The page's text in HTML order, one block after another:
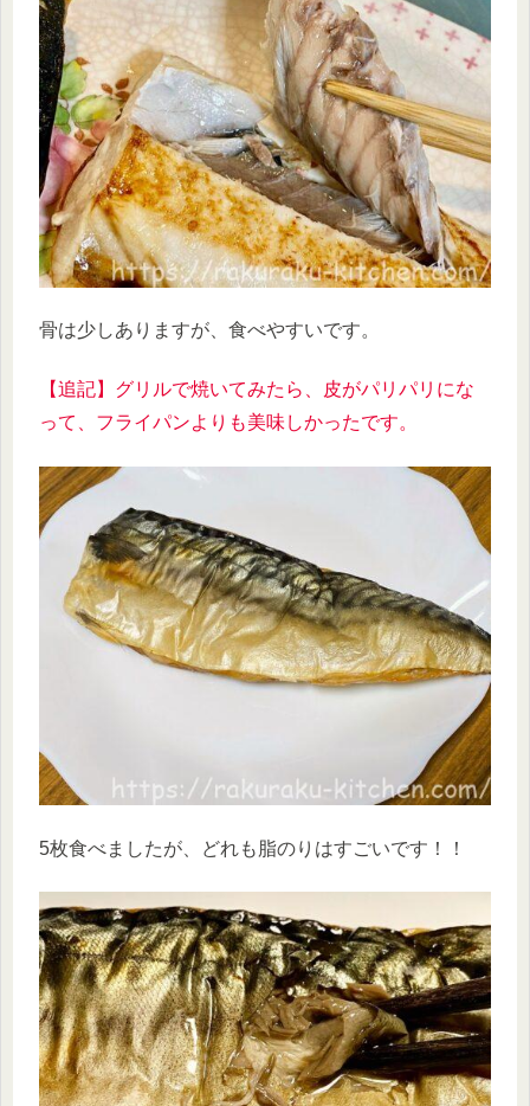
骨は少しありますが、食べやすいです。
【追記】グリルで焼いてみたら、皮がパリパリにな
って、フライパンよりも美味しかったです。
5枚食べましたが、どれも脂のりはすごいです！！